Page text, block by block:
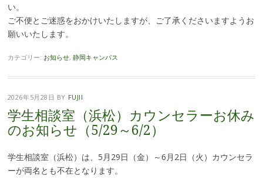
い。
ご不便とご迷惑をおかけいたしますが、ご了承くださいますようお
願いいたします。
カテゴリー: お知らせ, 静岡キャンパス
2026年5月28日 BY FUJII
学生相談室（浜松）カウンセラーお休み
のお知らせ（5/29～6/2）
学生相談室（浜松）は、5月29日（金）～6月2日（火）カウンセラ
ーが両名とも不在となります。